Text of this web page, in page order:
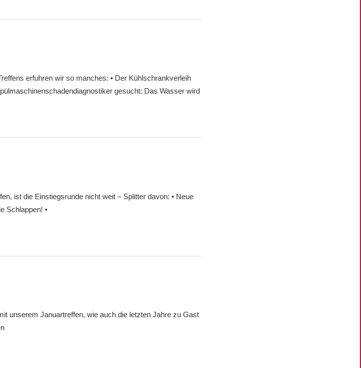
erfuhren wir so manches: • Der Kühlschrankverleih
gesucht: Das Wasser wird
ist die Einstiegsrunde nicht weit – Splitter davon: • Neue
Schlappen! •
unserem Januartreffen, wie auch die letzten Jahre zu Gast